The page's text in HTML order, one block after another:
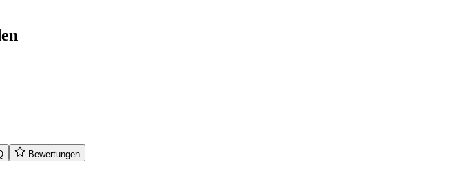
Bewertungen